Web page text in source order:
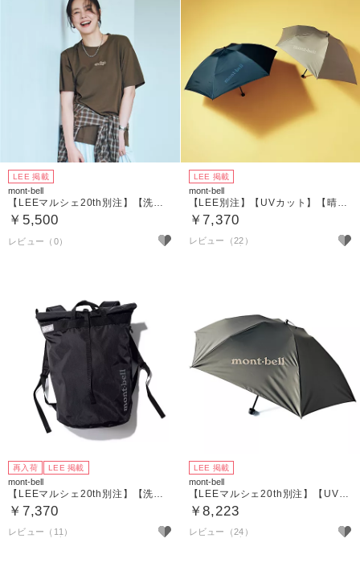
LEE 掲載
mont-bell
【LEEマルシェ20th別注】【洗える】 Picnic league ミニロゴWIC.T
￥5,500
LEE 掲載
mont-bell
【LEE別注】【UVカット】【晴雨兼用】Picnic Leagueトラベルサンブロックアンブレラ55
￥7,370
レビュー（22）
再入荷 LEE 掲載
mont-bell
【LEEマルシェ20th別注】【洗える】Picnic League ギアコンテナパック20
￥7,370
レビュー（11）
LEE 掲載
mont-bell
【LEEマルシェ20th別注】【UVカット】【晴雨兼用】Picnic League ロゴ入り／トラベルサンブロックアンブレラ50
￥8,223
レビュー（24）